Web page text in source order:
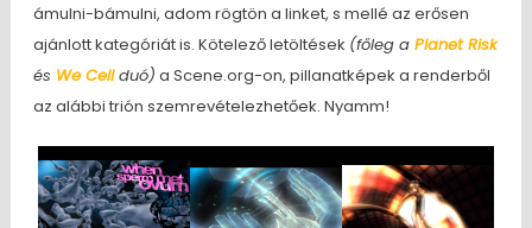
ámulni-bámulni, adom rögtön a linket, s mellé az erősen
ajánlott kategóriát is. Kötelező letöltések (főleg a Planet Risk
és We Cellduó) a Scene.org-on, pillanatképek a renderből
az alábbi trión szemrevételezhetőek. Nyamm!